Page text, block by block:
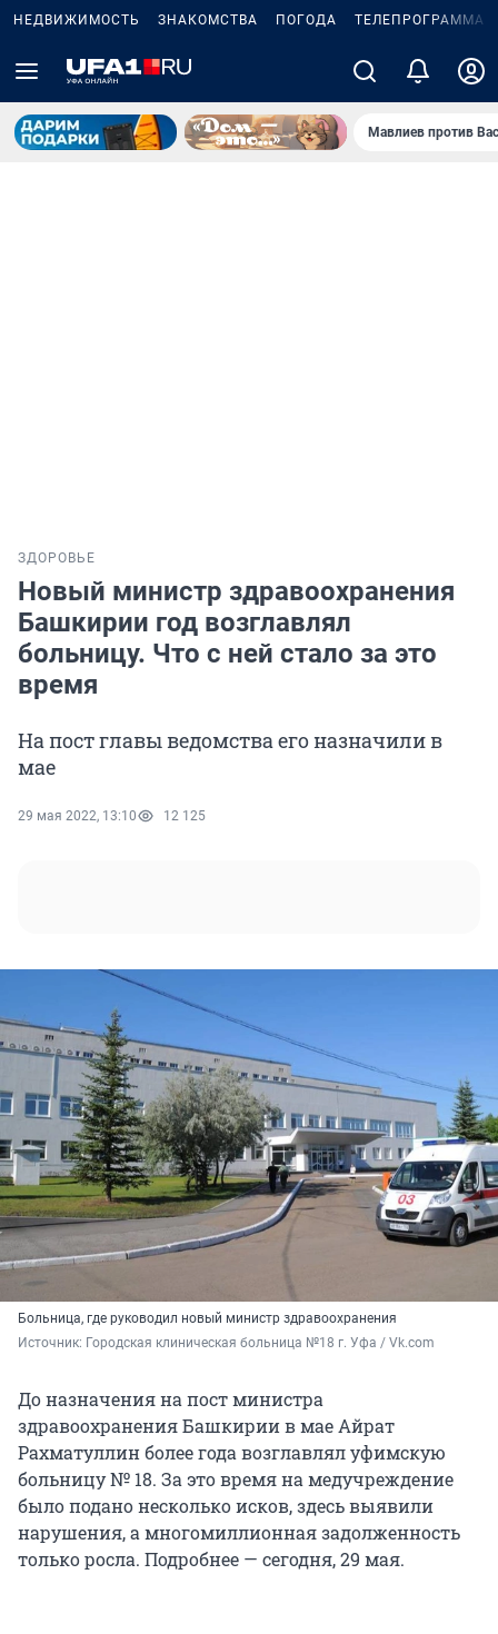
НЕДВИЖИМОСТЬ ЗНАКОМСТВА ПОГОДА ТЕЛЕПРОГРАММА
Мавлиев против
ЗДОРОВЬЕ
Новый министр здравоохранения
Башкирии год возглавлял
больницу. Что с ней стало за это
время
На пост главы ведомства его назначили в
мае
29 мая 2022, 13:10 12 125
Больница, где руководил новый министр здравоохранения
Источник: Городская клиническая больница №18 г. Уфа / Vk.com
До назначения на пост министра
здравоохранения Башкирии в мае Айрат
Рахматуллин более года возглавлял уфимскую
больницу № 18. За это время на медучреждение
было подано несколько исков, здесь выявили
нарушения, а многомиллионная задолженность
только росла. Подробнее — сегодня, 29 мая.